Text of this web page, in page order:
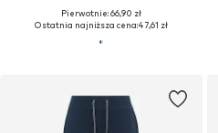
Pierwotnie: 66,90 zł
Ostatnia najniższa cena:47,61 zł